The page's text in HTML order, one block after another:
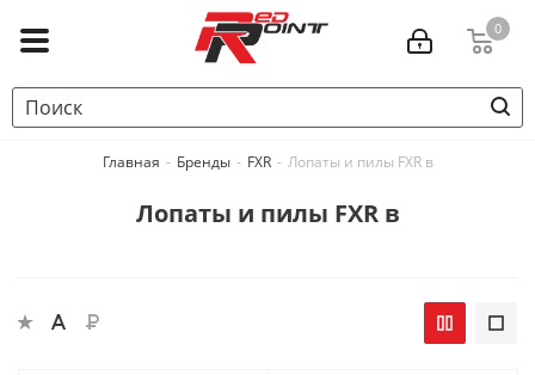
0
Главная - Бренды - FXR - Лопаты и пилы FXR в
Лопаты и пилы FXR в